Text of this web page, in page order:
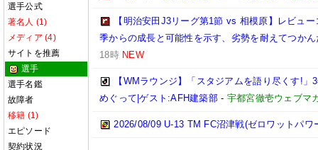
選手公式
著名人 (1)
メディア (4)
サイトを推薦
選手
選手名鑑
故障者
移籍 (1)
エピソード
契約状況
【明治安田J3リーグ第1節 vs 相模原】レビュ
季からの成長と可能性を示す、劣勢を耐えてつか
18時 NEW
【WMラウンジ】「スタジアムを語り尽くす!
めぐって|ゲスト:AFH建築部 - 宇都宮徹壱ウェブマ
2026/08/09 U-13 TM FC沼津戦(ゼロワットパワ